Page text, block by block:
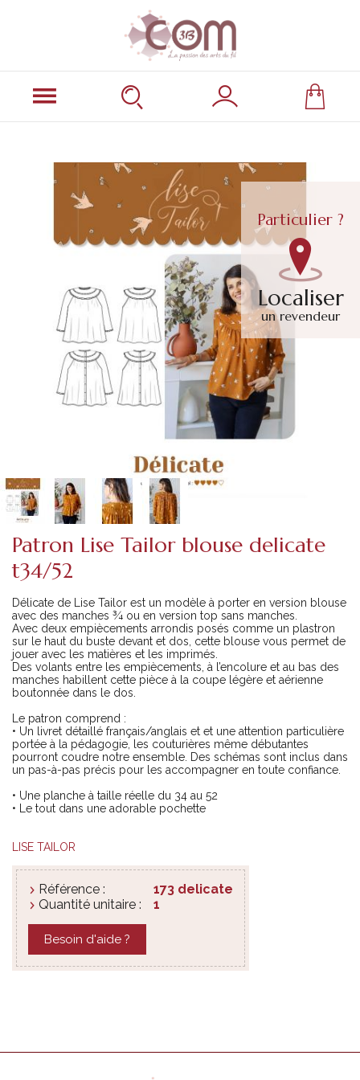
Particulier ?
Localiser
un revendeur
Patron Lise Tailor blouse delicate
t34/52
Délicate de Lise Tailor est un modèle à porter en version blouse
avec des manches ¾ ou en version top sans manches.
Avec deux empiècements arrondis posés comme un plastron
sur le haut du buste devant et dos, cette blouse vous permet de
jouer avec les matières et les imprimés.
Des volants entre les empiècements, à l’encolure et au bas des
manches habillent cette pièce à la coupe légère et aérienne
boutonnée dans le dos.
Le patron comprend :
• Un livret détaillé français/anglais et et une attention particulière
portée à la pédagogie, les couturières même débutantes
pourront coudre notre ensemble. Des schémas sont inclus dans
un pas-à-pas précis pour les accompagner en toute confiance.
• Une planche à taille réelle du 34 au 52
• Le tout dans une adorable pochette
LISE TAILOR
Référence :
173 delicate
Quantité unitaire :
1
Besoin d'aide ?